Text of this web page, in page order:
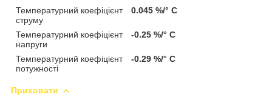
Температурний коефіцієнт
струму
0.045 %/° С
Температурний коефіцієнт
напруги
-0.25 %/° С
Температурний коефіцієнт
потужності
-0.29 %/° С
Приховати